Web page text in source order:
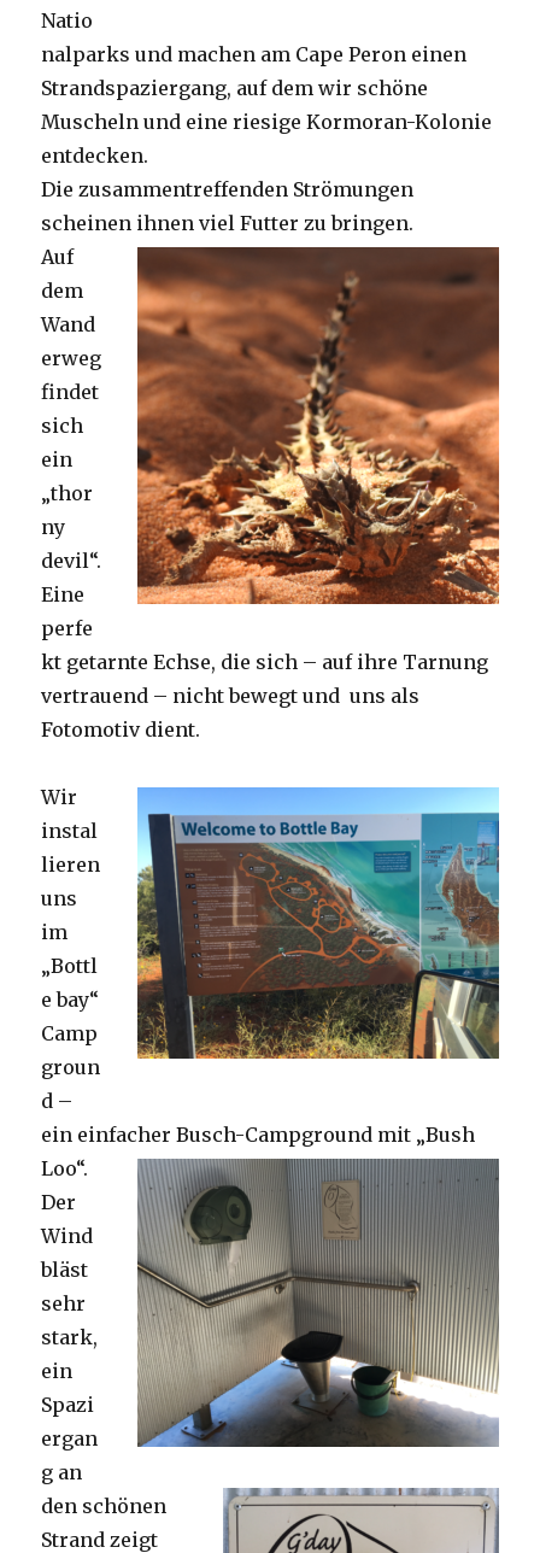
Natio
nalparks und machen am Cape Peron einen
Strandspaziergang, auf dem wir schöne
Muscheln und eine riesige Kormoran-Kolonie
entdecken.
Die zusammentreffenden Strömungen
scheinen ihnen viel Futter zu bringen.
Auf
dem
Wand
erweg
findet
sich
ein
„thor
ny
devil“.
Eine
perfe
kt getarnte Echse, die sich – auf ihre Tarnung
vertrauend – nicht bewegt und uns als
Fotomotiv dient.
Wir
instal
lieren
uns
im
„Bottl
e bay“
Camp
groun
d –
ein einfacher Busch-Campground mit „Bush
Loo“.
Der
Wind
bläst
sehr
stark,
ein
Spazi
ergan
g an
den schönen
Strand zeigt